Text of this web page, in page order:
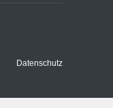
Datenschutz